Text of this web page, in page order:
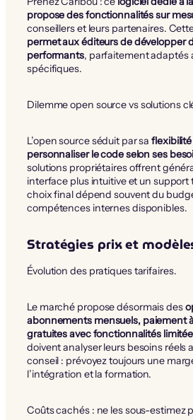
propose des fonctionnalités sur
conseillers et leurs partenaires.
permet aux éditeurs de développer
performants, parfaitement adaptés
spécifiques.
Dilemme open source vs solutions
L’open source séduit par sa
personnaliser le code selon ses
solutions propriétaires offrent
interface plus intuitive et un support
choix final dépend souvent du
compétences internes disponibles.
Stratégies prix et
Évolution des pratiques tarifaires.
Le marché propose désormais des
abonnements mensuels, paiement à
gratuites avec fonctionnalités
doivent analyser leurs besoins réels
conseil : prévoyez toujours une
l’intégration et la formation.
Coûts cachés : ne les sous-estimez